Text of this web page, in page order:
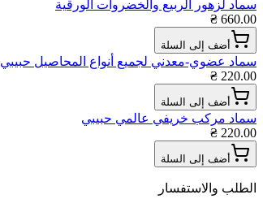
سماد لزهور الربيع والخضروات الورقية
660.00 ₴
أضف إلى السلة
سماد عضوي-معدني لجميع أنواع المحاصيل حبيبي
220.00 ₴
أضف إلى السلة
سماد مركب خريفي عالمي حبيبي
220.00 ₴
أضف إلى السلة
الطلب والاستفسار